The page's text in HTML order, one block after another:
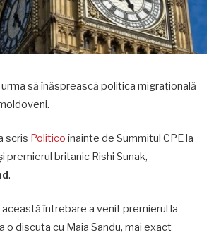
să înăsprească politica migrațională
scris Politicoînainte de Summitul CPE la
premierul britanic Rishi Sunak,
.
această întrebare a venit premierul la
o discuta cu Maia Sandu, mai exact